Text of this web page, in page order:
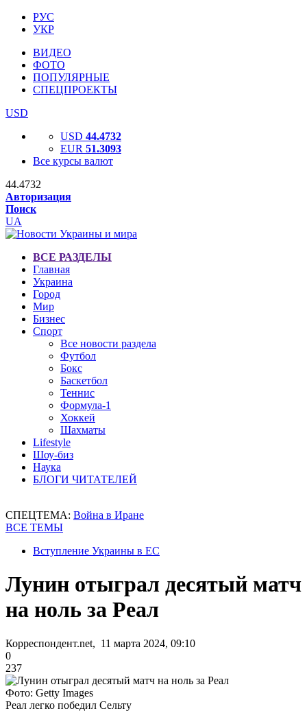
РУС
УКР
ВИДЕО
ФОТО
ПОПУЛЯРНЫЕ
СПЕЦПРОЕКТЫ
USD
USD 44.4732
EUR 51.3093
Все курсы валют
44.4732
Авторизация
Поиск
UA
ВСЕ РАЗДЕЛЫ
Главная
Украина
Город
Мир
Бизнес
Спорт
Все новости раздела
Футбол
Бокс
Баскетбол
Теннис
Формула-1
Хоккей
Шахматы
Lifestyle
Шоу-биз
Наука
БЛОГИ ЧИТАТЕЛЕЙ
СПЕЦТЕМА: Война в Иране
ВСЕ ТЕМЫ
Вступление Украины в ЕС
Лунин отыграл десятый матч
на ноль за Реал
Корреспондент.net, 11 марта 2024, 09:10
0
237
Фото: Getty Images
Реал легко победил Сельту